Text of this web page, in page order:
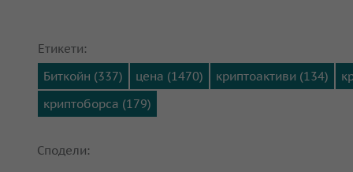
Етикети:
Биткойн (337)
цена (1470) криптоактиви (134)
криптоборса (179)
Сподели: